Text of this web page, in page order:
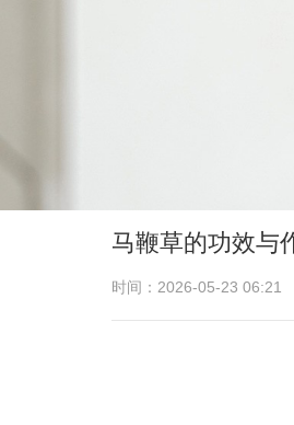
马鞭草的功效与
时间：2026-05-23 06:21